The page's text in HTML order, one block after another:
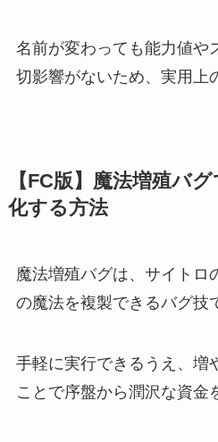
名前が変わっても能力値や
切影響がないため、実用上
【FC版】魔法増殖バ
化する方法
魔法増殖バグは、サイトロ
の魔法を複製できるバグ技
手軽に実行できるうえ、増
ことで序盤から潤沢な資金